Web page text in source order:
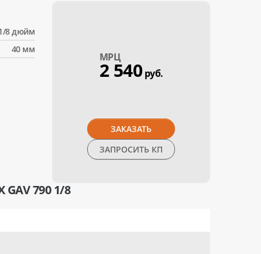
8 дюйм
40 мм
МPЦ
2 540 руб.
ЗАКАЗАТЬ
ЗАПРОСИТЬ КП
790 1/8